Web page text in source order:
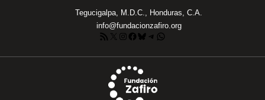
Tegucigalpa, M.D.C., Honduras, C.A.
info@fundacionzafiro.org
Feed RSS
X Instagram
Facebook
Bluesky
Telegram
WhatsApp